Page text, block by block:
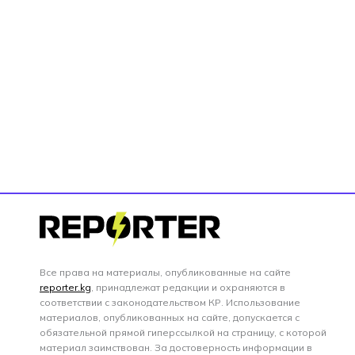
Все права на материалы, опубликованные на сайте
reporter.kg, принадлежат редакции и охраняются в
соответствии с законодательством КР. Использование
материалов, опубликованных на сайте, допускается с
обязательной прямой гиперссылкой на страницу, с которой
материал заимствован. За достоверность информации в